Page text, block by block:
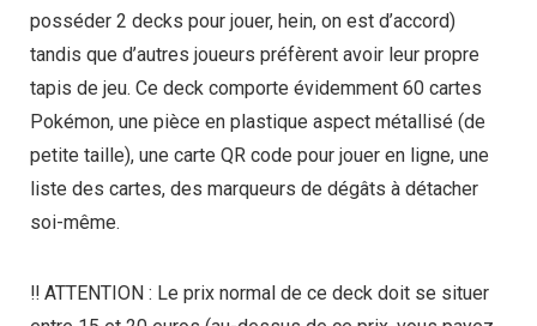
posséder 2 decks pour jouer, hein, on est d’accord)
tandis que d’autres joueurs préfèrent avoir leur propre
tapis de jeu. Ce deck comporte évidemment 60 cartes
Pokémon, une pièce en plastique aspect métallisé (de
petite taille), une carte QR code pour jouer en ligne, une
liste des cartes, des marqueurs de dégâts à détacher
soi-même.
‼️ ATTENTION : Le prix normal de ce deck doit se situer